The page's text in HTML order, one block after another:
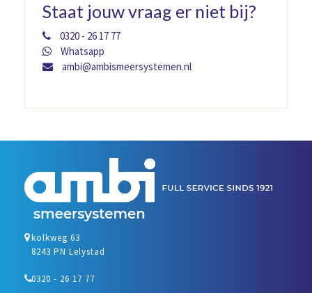
Staat jouw vraag er niet bij?
0320 - 26 17 77
Whatsapp
ambi@ambismeersystemen.nl
kolkweg 63
8243 PN Lelystad
0320 - 26 17 77